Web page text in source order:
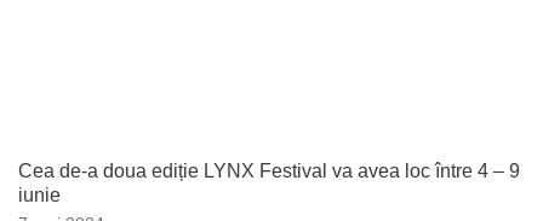
Cea de-a doua ediție LYNX Festival va avea loc între 4 – 9
iunie